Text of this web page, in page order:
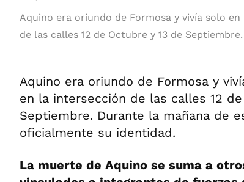
Aquino era oriundo de Formosa y vivía solo
de las calles 12 de Octubre y 13 de Septiembre.
Aquino era oriundo de Formosa y
en la intersección de las calles 12
Septiembre. Durante la mañana de
oficialmente su identidad.
La muerte de Aquino se suma a